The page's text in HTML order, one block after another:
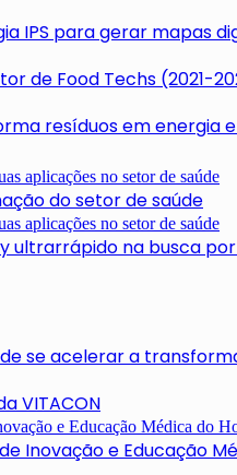
IPS para gerar mapas
de Food Techs (2021-
resíduos em
do setor de saúde
ultrarrápido na busca
se acelerar a
VITACON
Inovação e Educação